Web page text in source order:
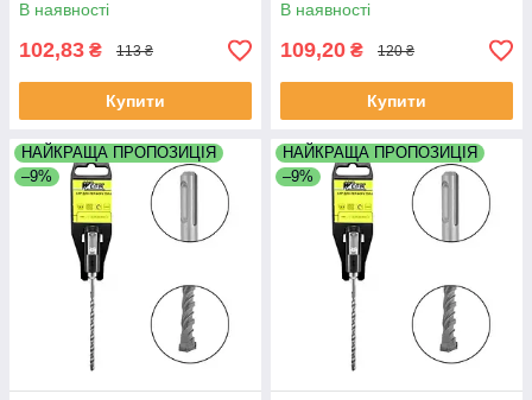
В наявності
102,83 ₴ 113 ₴
Купити
В наявності
109,20 ₴ 120 ₴
Купити
НАЙКРАЩА ПРОПОЗИЦІЯ
–9%
НАЙКРАЩА ПРОПОЗИЦІЯ
–9%